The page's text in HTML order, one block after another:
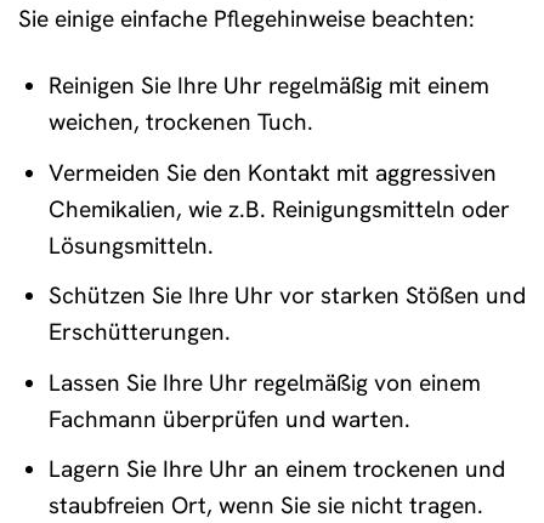
Sie einige einfache Pflegehinweise beachten:
Reinigen Sie Ihre Uhr regelmäßig mit einem
weichen, trockenen Tuch.
Vermeiden Sie den Kontakt mit aggressiven
Chemikalien, wie z.B. Reinigungsmitteln oder
Lösungsmitteln.
Schützen Sie Ihre Uhr vor starken Stößen und
Erschütterungen.
Lassen Sie Ihre Uhr regelmäßig von einem
Fachmann überprüfen und warten.
Lagern Sie Ihre Uhr an einem trockenen und
staubfreien Ort, wenn Sie sie nicht tragen.